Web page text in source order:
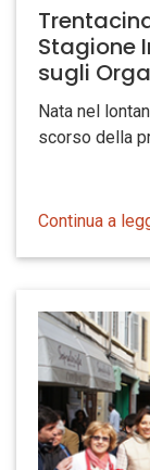
Stagione
sugli
Nata nel
scorso della
Continua a